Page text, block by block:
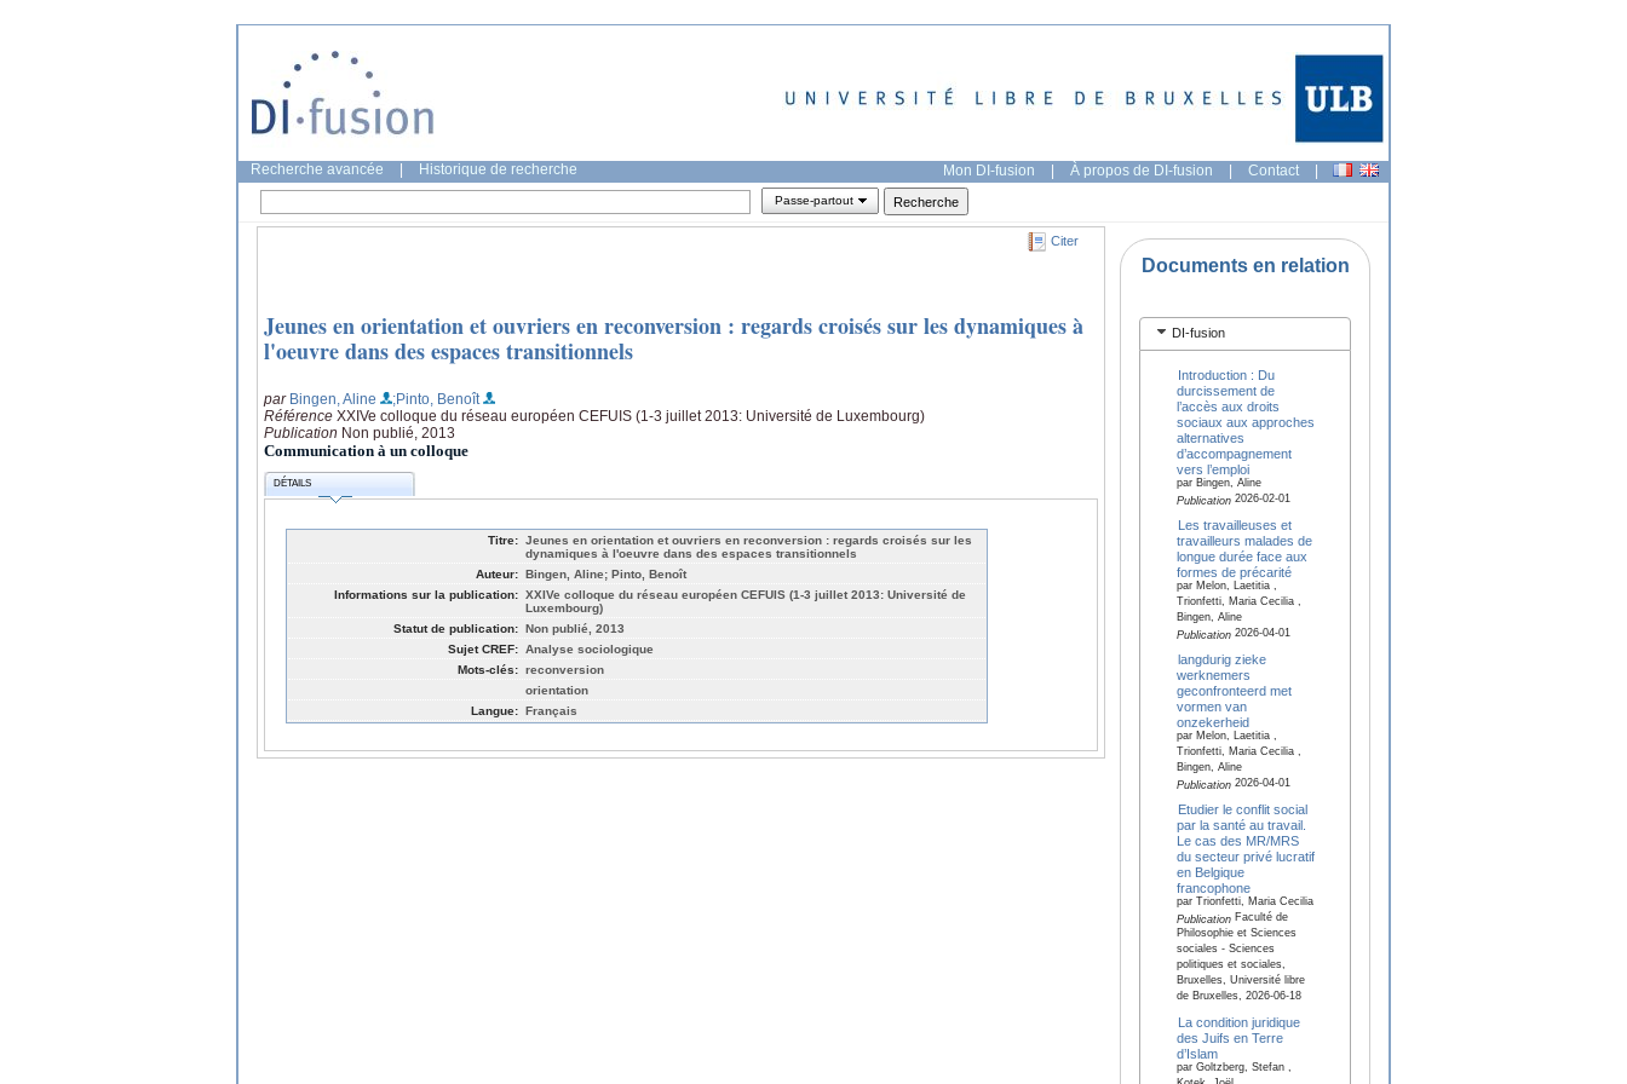
Recherche avancée Historique de recherche Mon DI-fusion | À propos de DI-fusion | Contact |
Passe-partout
Citer
Jeunes en orientation et ouvriers en reconversion : regards croisés sur les dynamiques à
l'oeuvre dans des espaces transitionnels
par Bingen, Aline
;Pinto, Benoît
Référence XXIVe colloque du réseau européen CEFUIS (1-3 juillet 2013: Université de Luxembourg)
Publication Non publié, 2013
Communication à un colloque
DÉTAILS
Titre: Jeunes en orientation et ouvriers en reconversion : regards croisés sur les
dynamiques à l'oeuvre dans des espaces transitionnels
Auteur: Bingen, Aline; Pinto, Benoît
Informations sur la publication: XXIVe colloque du réseau européen CEFUIS (1-3 juillet 2013: Université de
Luxembourg)
Statut de publication: Non publié, 2013
Sujet CREF: Analyse sociologique
Mots-clés: reconversion
orientation
Langue: Français
Documents en relation
DI-fusion
Introduction : Du
durcissement de
l’accès aux droits
sociaux aux approches
alternatives
d’accompagnement
vers l’emploi
par Bingen, Aline
Publication2026-02-01
Les travailleuses et
travailleurs malades de
longue durée face aux
formes de précarité
par Melon, Laetitia ,
Trionfetti, Maria Cecilia ,
Bingen, Aline
Publication2026-04-01
langdurig zieke
werknemers
geconfronteerd met
vormen van
onzekerheid
par Melon, Laetitia ,
Trionfetti, Maria Cecilia ,
Bingen, Aline
Publication2026-04-01
Etudier le conflit social
par la santé au travail.
Le cas des MR/MRS
du secteur privé lucratif
en Belgique
francophone
par Trionfetti, Maria Cecilia
PublicationFaculté de
Philosophie et Sciences
sociales - Sciences
politiques et sociales,
Bruxelles, Université libre
de Bruxelles, 2026-06-18
La condition juridique
des Juifs en Terre
d’Islam
par Goltzberg, Stefan ,